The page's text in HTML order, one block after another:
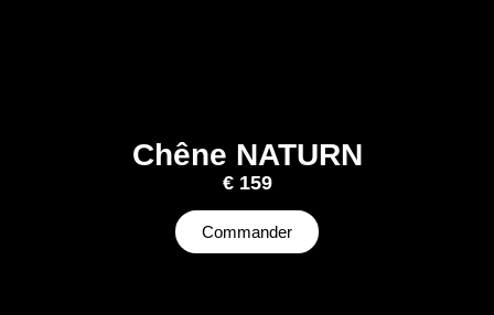
Chêne NATURN
€159
Commander